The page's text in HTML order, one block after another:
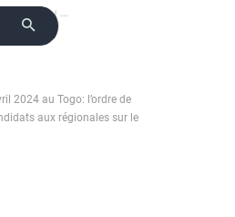
d'enfants fait la reddition
Fabou ...
2024 au Togo: l’ordre de
aux régionales sur le